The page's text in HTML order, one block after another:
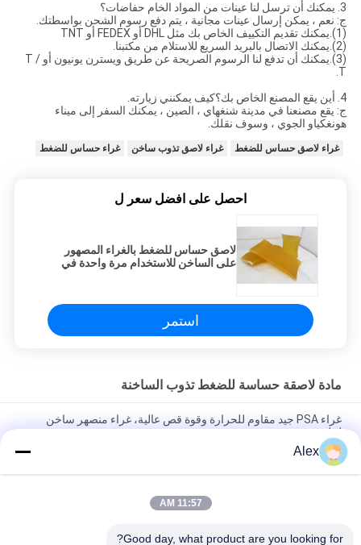
3. يمكنك أن ترسل لنا عينات من المواد الخام حفاضات؟
ج: نعم ، يمكن إرسال عينات مجانية ، يتم دفع رسوم الشحن بواسطتك.
(1).يمكنك تقديم التكييف الخاص بك مثل DHL أو FEDEX أو TNT
(2).يمكنك الاتصال بالبريد السريع للاستلام من مكتبنا.
(3).يمكنك أن تدفع لنا الرسوم الصريحة عن طريق ويسترن يونيون أو T /
T.
4. أين يقع المصنع الخاص بك؟كيف يمكنني زيارته.
ج: يقع مصنعنا في مدينة شنغهاي ، الصين ، يمكنك السفر إلى ميناء
هونغكياو الجوي ، وسوف نقلك.
غراء لاصق حساس للضغط غراء لاصق تذوب ساخن غراء حساس للضغط
احصل على افضل سعر ل
لاصق حساس للضغط بالغراء المصهور
على الساخن للاستخدام مرة واحدة في
استمر
مادة لاصقة حساسة للضغط تذوب الساخنة
غراء PSA جيد مقاوم للحرارة وقوة قص عالية، غراء منصهر ساخن
لملصق رقمي
بالحرارة
Alex
11:57 AM
Good day, what product are you looking for?